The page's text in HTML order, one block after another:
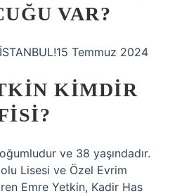
VAR?
Temmuz 2024
KIMDIR
ve 38 yaşındadır.
Lisesi ve Özel Evrim
Emre Yetkin, Kadir Has